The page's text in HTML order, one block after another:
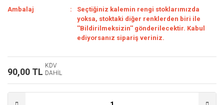
Ambalaj
Seçtiğiniz kalemin rengi stoklarımızda
yoksa, stoktaki diğer renklerden biri ile
''Bildirilmeksizin'' gönderilecektir. Kabul
ediyorsanız sipariş veriniz.
90,00 TL
KDV
DAHİL